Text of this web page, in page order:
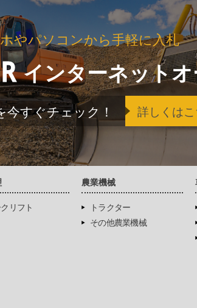
やパソコンから手軽に入札
インターネット
今すぐチェック！ 詳しくは
リフト
農業機械
トラクター
その他農業機械